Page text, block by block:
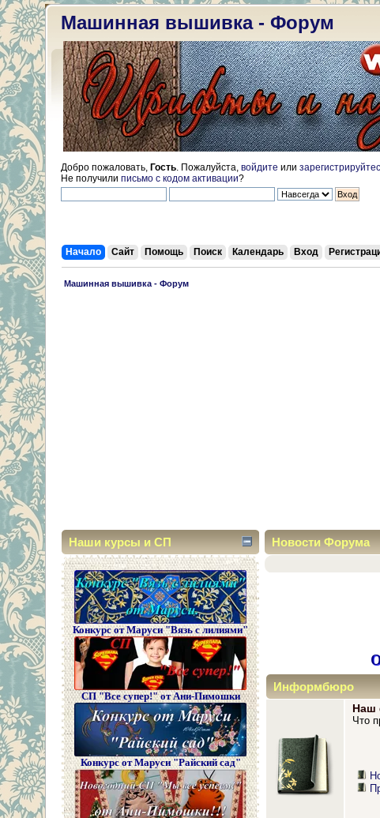
Машинная вышивка - Форум
Добро пожаловать, Гость . Пожалуйста, войдите или
Не получили письмо с кодом активации?
Начало Сайт Помощь Поиск Календарь Вход
Машинная вышивка - Форум
Наши курсы и СП
Конкурс от Маруси "Вязь с лилиями"
СП "Все супер!" от Ани-Пимошки
Конкурс от Маруси "Райский сад"
Новости Форума
Информбюро
Наш
Что